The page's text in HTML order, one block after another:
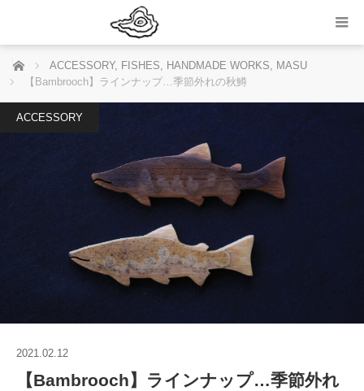
ホーム ACCESSORY, FISHES, HANDMADE WORKS, MASU
【Bambrooch】ラインナップ…季節外れの秋鱒
ACCESSORY
2021.02.12
【Bambrooch】ラインナップ…季節外れ